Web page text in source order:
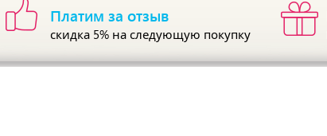
Платим за отзыв
скидка 5% на следующую покупку